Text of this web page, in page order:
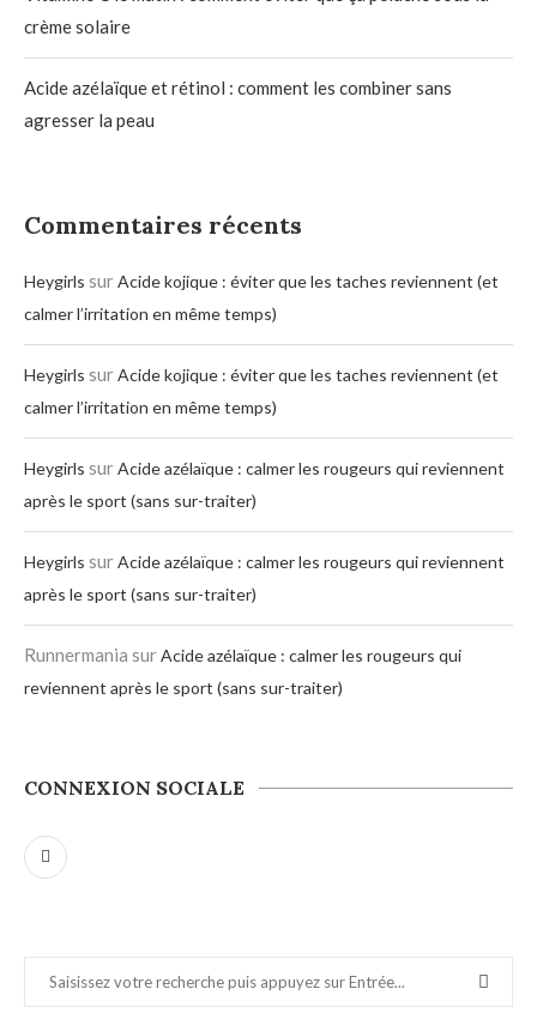
crème solaire
Acide azélaïque et rétinol : comment les combiner sans
agresser la peau
Commentaires récents
Heygirls surAcide kojique : éviter que les taches reviennent (et
calmer l’irritation en même temps)
Heygirls surAcide kojique : éviter que les taches reviennent (et
calmer l’irritation en même temps)
Heygirls surAcide azélaïque : calmer les rougeurs qui reviennent
après le sport (sans sur-traiter)
Heygirls surAcide azélaïque : calmer les rougeurs qui reviennent
après le sport (sans sur-traiter)
Runnermania surAcide azélaïque : calmer les rougeurs qui
reviennent après le sport (sans sur-traiter)
CONNEXION SOCIALE